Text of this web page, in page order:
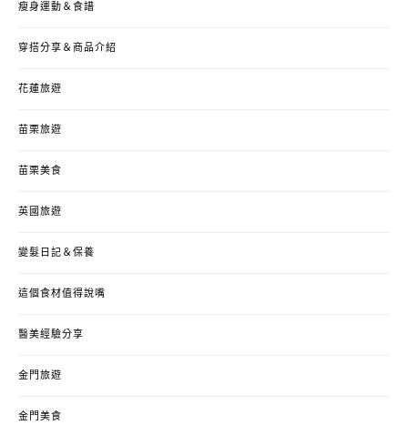
瘦身運動＆食譜
穿搭分享＆商品介紹
花蓮旅遊
苗栗旅遊
苗栗美食
英國旅遊
變髮日記＆保養
這個食材值得說嘴
醫美經驗分享
金門旅遊
金門美食